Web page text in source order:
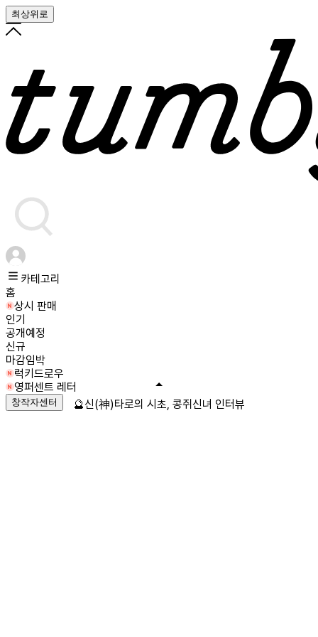
최상위로
카테고리
홈
상시 판매
인기
공개예정
신규
마감임박
럭키드로우
영퍼센트 레터
창작자센터 🔮신(神)타로의 시초, 콩쥐신녀 인터뷰